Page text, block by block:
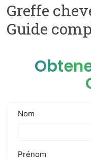
Greffe
Guide